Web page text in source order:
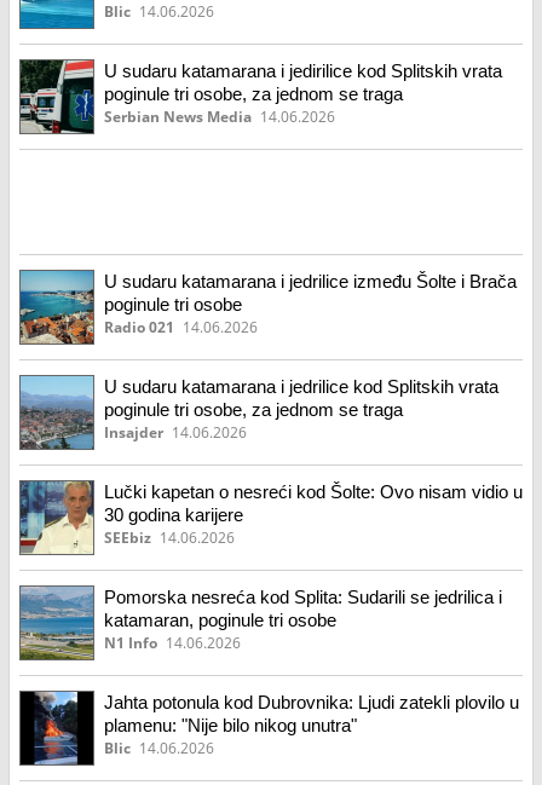
saopšteno koje nacionalnosti su žrtve
Blic 14.06.2026
U sudaru katamarana i jedirilice kod Splitskih vrata
poginule tri osobe, za jednom se traga
Serbian News Media 14.06.2026
U sudaru katamarana i jedrilice između Šolte i Brača
poginule tri osobe
Radio 021 14.06.2026
U sudaru katamarana i jedrilice kod Splitskih vrata
poginule tri osobe, za jednom se traga
Insajder 14.06.2026
Lučki kapetan o nesreći kod Šolte: Ovo nisam vidio u
30 godina karijere
SEEbiz 14.06.2026
Pomorska nesreća kod Splita: Sudarili se jedrilica i
katamaran, poginule tri osobe
N1 Info 14.06.2026
Jahta potonula kod Dubrovnika: Ljudi zatekli plovilo u
plamenu: "Nije bilo nikog unutra"
Blic 14.06.2026